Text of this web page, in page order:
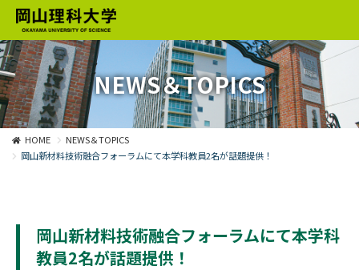
NEWS＆TOPICS
HOME
NEWS＆TOPICS
岡山新材料技術融合フォーラムにて本学科教員2名が話題提供！
岡山新材料技術融合フォーラムにて本学科
教員2名が話題提供！